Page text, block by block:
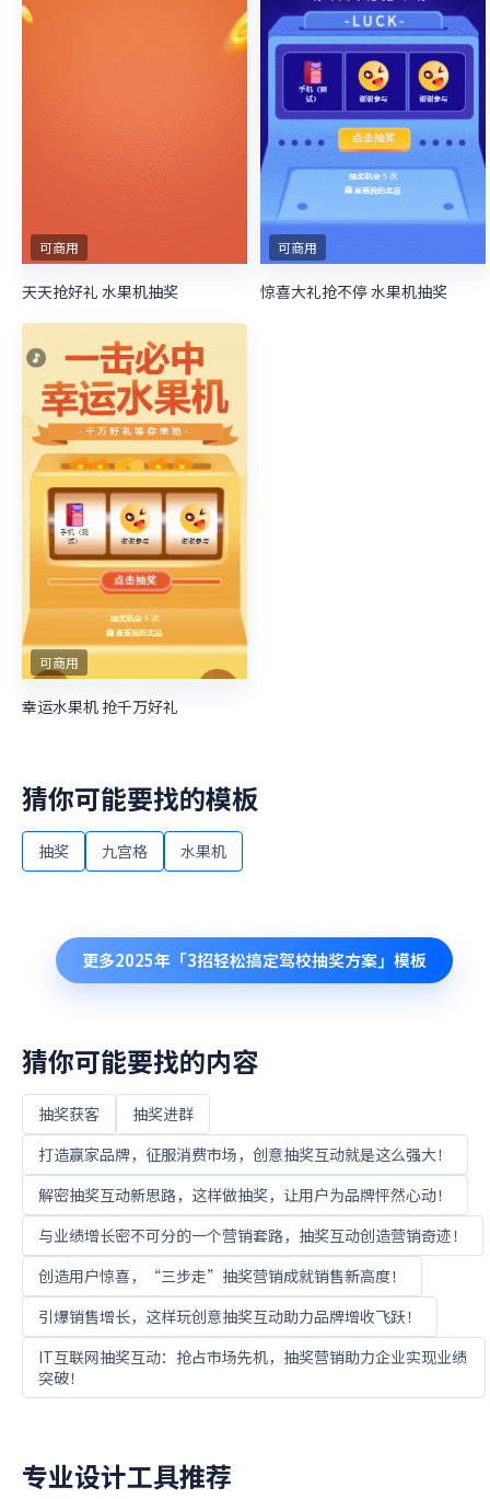
可商用
天天抢好礼 水果机抽奖
可商用
惊喜大礼抢不停 水果机抽奖
可商用
幸运水果机 抢千万好礼
猜你可能要找的模板
抽奖 九宫格 水果机
更多2025年「3招轻松搞定驾校抽奖方案」 模板
猜你可能要找的内容
抽奖获客
抽奖进群
打造赢家品牌，征服消费市场，创意抽奖互动就是这么强大！
解密抽奖互动新思路，这样做抽奖，让用户为品牌怦然心动！
与业绩增长密不可分的一个营销套路，抽奖互动创造营销奇迹！
创造用户惊喜，“三步走”抽奖营销成就销售新高度！
引爆销售增长，这样玩创意抽奖互动助力品牌增收飞跃！
IT互联网抽奖互动：抢占市场先机，抽奖营销助力企业实现业绩
突破！
专业设计工具推荐